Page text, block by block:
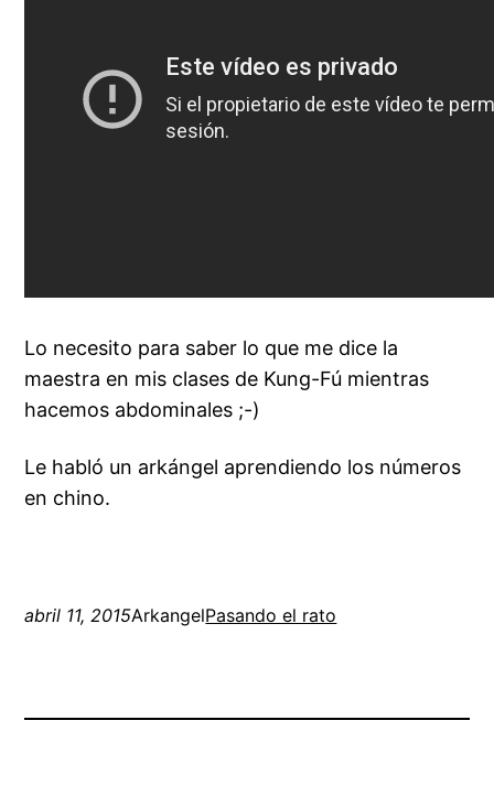
Lo necesito para saber lo que me dice la
maestra en mis clases de Kung-Fú mientras
hacemos abdominales ;-)
Le habló un arkángel aprendiendo los números
en chino.
abril 11, 2015ArkangelPasando el rato